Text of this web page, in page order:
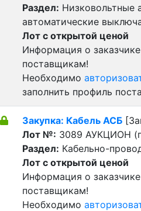
Раздел: Низковольтные
автоматические
Лот с открытой ценой
Информация о
поставщикам!
Необходимо
заполнить профиль
Закупка: Кабель АСБ
Лот №: 3089 АУКЦИОН
Раздел: Кабельно-
Лот с открытой ценой
Информация о
поставщикам!
Необходимо